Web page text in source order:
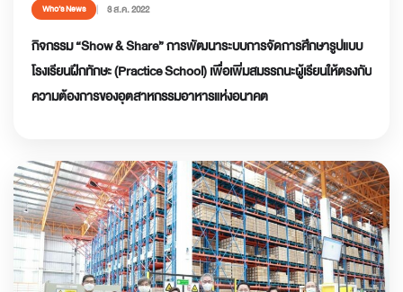
Who’s News 3 ส.ค. 2022
กิจกรรม “Show & Share” การพัฒนาระบบการจัดการศึกษารูปแบบ
โรงเรียนฝึกทักษะ (Practice School) เพื่อเพิ่มสมรรถนะผู้เรียนให้ตรงกับ
ความต้องการของอุตสาหกรรมอาหารแห่งอนาคต